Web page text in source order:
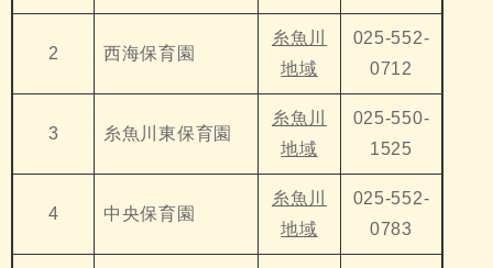
2 西海保育園
糸魚川
地域
025-552-
0712
3 糸魚川東保育園
糸魚川
地域
025-550-
1525
4 中央保育園
糸魚川
地域
025-552-
0783